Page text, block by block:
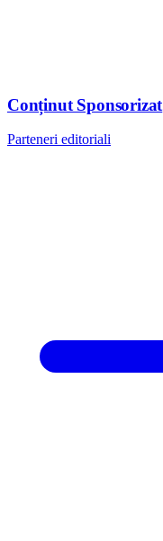
Conținut Sponsorizat
Parteneri editoriali